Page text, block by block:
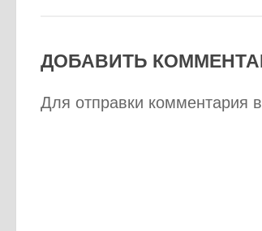
ДОБАВИТЬ
Для отправки комментария